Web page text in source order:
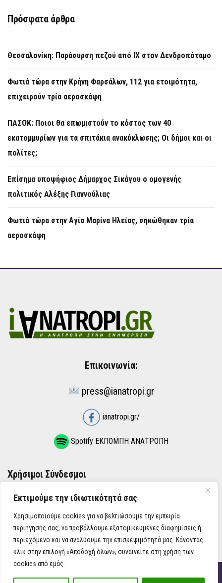
Εκτιμούμε την ιδιωτικότητά σας
Χρησιμοποιούμε cookies για να βελτιώσουμε την εμπειρία
περιήγησής σας, να προβάλλουμε εξατομικευμένες διαφημίσεις ή
περιεχόμενο και να αναλύουμε την επισκεψιμότητά μας. Κάνοντας
κλικ στην επιλογή «Αποδοχή όλων», συναινείτε στη χρήση των
cookies από εμάς.
Πρόσφατα άρθρα
Θεσσαλονίκη: Παράσυρση πεζού από ΙΧ στον Δενδροπόταμο
Φωτιά τώρα στην Κρήνη Φαρσάλων, 112 για ετοιμότητα,
επιχειρούν τρία αεροσκάφη
ΠΑΣΟΚ: Ποιοι θα επωμιστούν το κόστος των 40
εκατομμυρίων για τα σπιτάκια ανακύκλωσης; Οι δήμοι και οι
πολίτες;
Επίσημα υποψήφιος Δήμαρχος Σικάγου ο ομογενής
πολιτικός Αλέξης Γιαννούλιας
Φωτιά τώρα στην Aγία Μαρίνα Ηλείας, σηκώθηκαν τρία
αεροσκάφη
Επικοινωνία:
press@ianatropi.gr
ianatropi.gr/
Spotify ΕΚΠΟΜΠΗ ΑΝΑΤΡΟΠΗ
Χρήσιμοι Σύνδεσμοι
ΌΡΟΙ ΧΡΉΣΗΣ
ΠΟΛΙΤΙΚΉ ΑΠΟΡΡΉΤΟΥ
iAnatropi ©